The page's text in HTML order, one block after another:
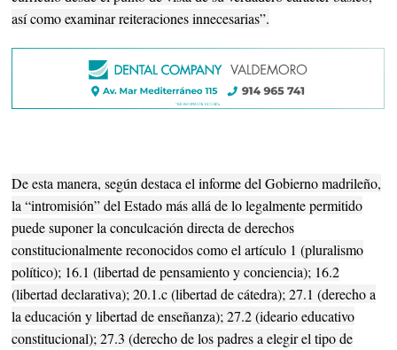
así como examinar reiteraciones innecesarias”.
De esta manera, según destaca el informe del Gobierno madrileño,
la “intromisión” del Estado más allá de lo legalmente permitido
puede suponer la conculcación directa de derechos
constitucionalmente reconocidos como el artículo 1 (pluralismo
político); 16.1 (libertad de pensamiento y conciencia); 16.2
(libertad declarativa); 20.1.c (libertad de cátedra); 27.1 (derecho a
la educación y libertad de enseñanza); 27.2 (ideario educativo
constitucional); 27.3 (derecho de los padres a elegir el tipo de